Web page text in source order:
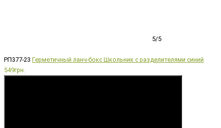
5/5
РП377-23 Герметичный ланч-бокс Школьник с разделителями синий
549грн.